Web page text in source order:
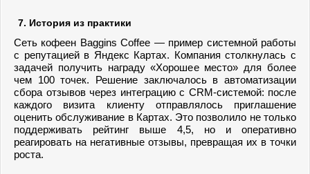
7. История из практики
Сеть кофеен Baggins Coffee — пример системной работы
с репутацией в Яндекс Картах. Компания столкнулась с
задачей получить награду «Хорошее место» для более
чем 100 точек. Решение заключалось в автоматизации
сбора отзывов через интеграцию с CRM-системой: после
каждого визита клиенту отправлялось приглашение
оценить обслуживание в Картах. Это позволило не только
поддерживать рейтинг выше 4,5, но и оперативно
реагировать на негативные отзывы, превращая их в точки
роста.